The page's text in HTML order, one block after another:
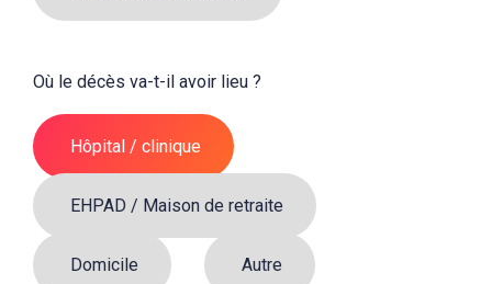
Où le décès va-t-il avoir lieu ?
Hôpital / clinique
EHPAD / Maison de retraite
Domicile Autre